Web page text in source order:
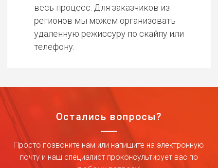
весь процесс. Для заказчиков из
регионов мы можем организовать
удаленную режиссуру по скайпу или
телефону.
Остались вопросы?
Просто позвоните нам или напишите на электронную
почту и наш специалист проконсультирует вас по